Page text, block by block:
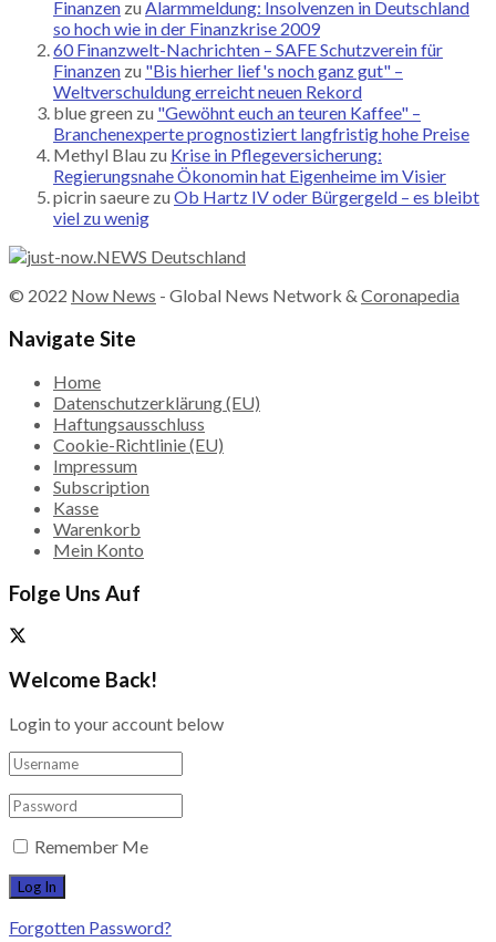
Finanzen zu Alarmmeldung: Insolvenzen in Deutschland
so hoch wie in der Finanzkrise 2009
60 Finanzwelt-Nachrichten – SAFE Schutzverein für
Finanzen zu "Bis hierher lief's noch ganz gut" –
Weltverschuldung erreicht neuen Rekord
blue green zu "Gewöhnt euch an teuren Kaffee" –
Branchenexperte prognostiziert langfristig hohe Preise
Methyl Blau zu Krise in Pflegeversicherung:
Regierungsnahe Ökonomin hat Eigenheime im Visier
picrin saeure zu Ob Hartz IV oder Bürgergeld – es bleibt
viel zu wenig
© 2022 Now News - Global News Network & Coronapedia
Navigate Site
Home
Datenschutzerklärung (EU)
Haftungsausschluss
Cookie-Richtlinie (EU)
Impressum
Subscription
Kasse
Warenkorb
Mein Konto
Folge Uns Auf
Welcome Back!
Login to your account below
Remember Me
Forgotten Password?